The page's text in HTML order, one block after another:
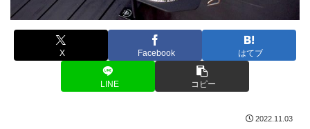
X Facebook はてブ
LINE コピー
2022.11.03